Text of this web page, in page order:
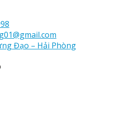
Đạo – Hải Phòng